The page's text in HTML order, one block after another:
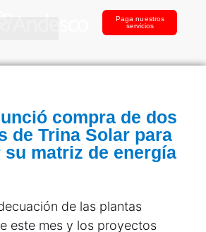
Paga nuestros
servicios
compra de dos
de Trina Solar para
matriz de energía
de las plantas
este mes y los proyectos